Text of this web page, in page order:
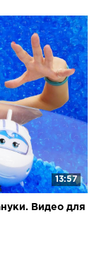
13:57
Видео для